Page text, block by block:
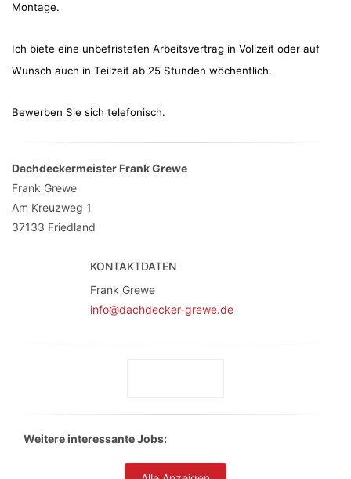
Montage.
Ich biete eine unbefristeten Arbeitsvertrag in Vollzeit oder auf
Wunsch auch in Teilzeit ab 25 Stunden wöchentlich.
Bewerben Sie sich telefonisch.
Dachdeckermeister Frank Grewe
Frank Grewe
Am Kreuzweg 1
37133 Friedland
KONTAKTDATEN
Frank Grewe
info@dachdecker-grewe.de
Weitere interessante Jobs: